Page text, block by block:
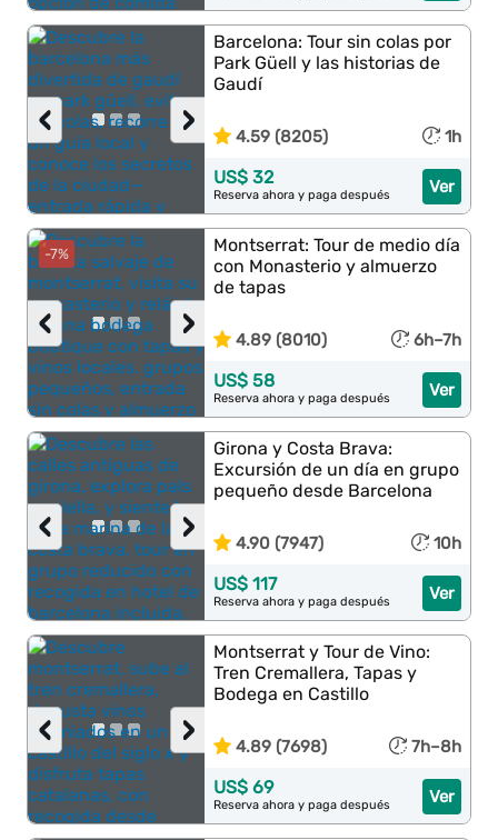
›
‹
Barcelona: Tour sin colas por
Park Güell y las historias de
Gaudí
4.59 (8205) 1h
Ver
US$ 32
Reserva ahora y paga después
-7%
›
‹
Montserrat: Tour de medio día
con Monasterio y almuerzo
de tapas
4.89 (8010) 6h–7h
Ver
US$ 58
Reserva ahora y paga después
›
‹
Girona y Costa Brava:
Excursión de un día en grupo
pequeño desde Barcelona
4.90 (7947) 10h
Ver
US$ 117
Reserva ahora y paga después
›
‹
Montserrat y Tour de Vino:
Tren Cremallera, Tapas y
Bodega en Castillo
4.89 (7698) 7h–8h
Ver
US$ 69
Reserva ahora y paga después